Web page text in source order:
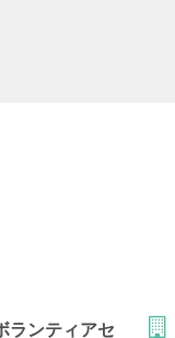
ランティアセ